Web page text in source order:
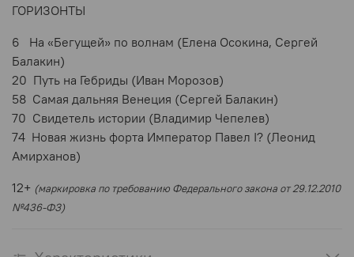
ГОРИЗОНТЫ
6 На «Бегущей» по волнам (Елена Осокина, Сергей
Балакин)
20 Путь на Гебриды (Иван Морозов)
58 Самая дальняя Венеция (Сергей Балакин)
70 Свидетель истории (Владимир Чепелев)
74 Новая жизнь форта Император Павел I? (Леонид
Амирханов)
12+ (маркировка по требованию Федерального закона от 29.12.2010
№436-ФЗ)